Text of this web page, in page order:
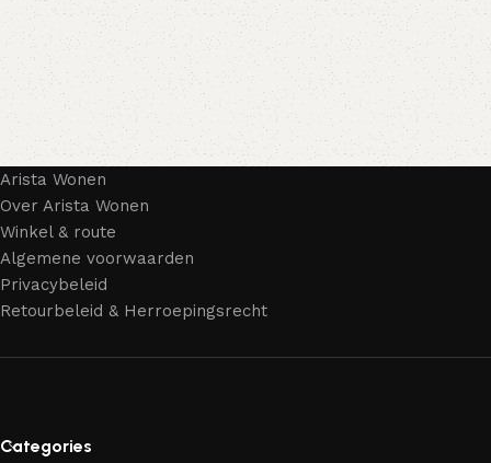
Arista Wonen
Over Arista Wonen
Winkel & route
Algemene voorwaarden
Privacybeleid
Retourbeleid & Herroepingsrecht
Categories